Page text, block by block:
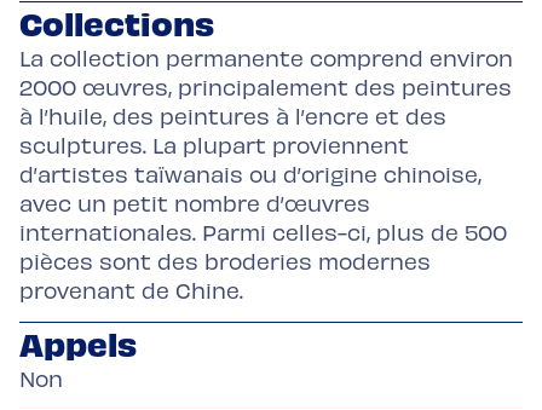
Collections
La collection permanente comprend environ
2000 œuvres, principalement des peintures
à l’huile, des peintures à l’encre et des
sculptures. La plupart proviennent
d’artistes taïwanais ou d’origine chinoise,
avec un petit nombre d’œuvres
internationales. Parmi celles-ci, plus de 500
pièces sont des broderies modernes
provenant de Chine.
Appels
Non